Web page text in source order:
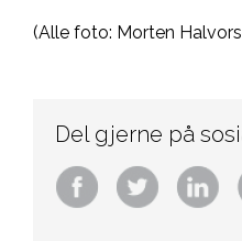
(Alle foto: Morten
Del gjerne på